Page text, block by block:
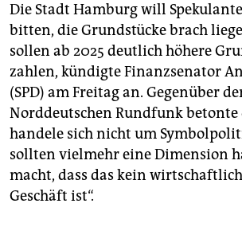
abo
genossenschaft
epaper login
Die Stadt Hamburg will
bitten, die Grundstücke brach
sollen ab 2025 deutlich höhere
zahlen, kündigte Finanzsenator
(SPD) am Freitag an. Gegenüber
Norddeutschen Rundfunk betonte
handele sich nicht um
sollten vielmehr eine Dimension
macht, dass das kein
Geschäft ist“.